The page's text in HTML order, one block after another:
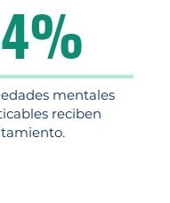
mentales
reciben